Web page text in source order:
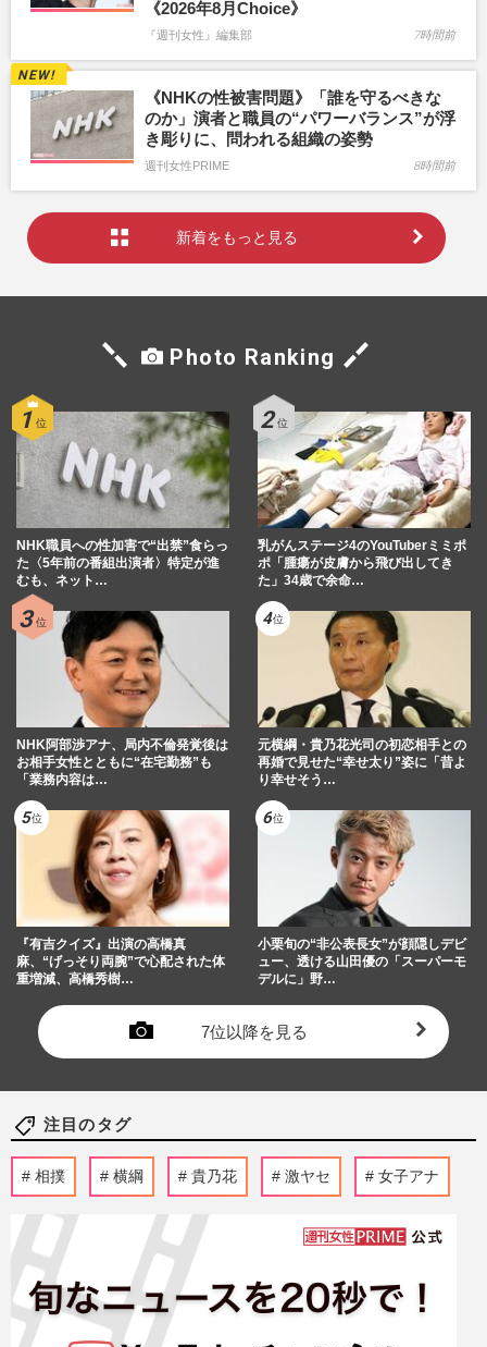
《2026年8月Choice》
『週刊女性』編集部 7時間前
《NHKの性被害問題》「誰を守るべきな
のか」演者と職員の“パワーバランス”が浮
き彫りに、問われる組織の姿勢
週刊女性PRIME 8時間前
新着をもっと見る
Photo Ranking
NHK職員への性加害で“出禁”食らっ
た〈5年前の番組出演者〉特定が進
むも、ネット…
乳がんステージ4のYouTuberミミポ
ポ「腫瘍が皮膚から飛び出してき
た」34歳で余命…
NHK阿部渉アナ、局内不倫発覚後は
お相手女性とともに“在宅勤務”も
「業務内容は…
元横綱・貴乃花光司の初恋相手との
再婚で見せた“幸せ太り”姿に「昔よ
り幸せそう…
『有吉クイズ』出演の高橋真
麻、“げっそり両腕”で心配された体
重増減、高橋秀樹…
小栗旬の“非公表長女”が顔隠しデビ
ュー、透ける山田優の「スーパーモ
デルに」野…
7位以降を見る
注目のタグ
相撲 横綱 貴乃花 激ヤセ 女子アナ